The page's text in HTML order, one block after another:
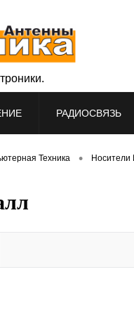
РАДИОСВЯЗЬ
Техника •